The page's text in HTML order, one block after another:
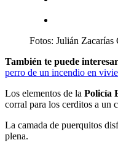
Fotos: Julián Zacarías
También te puede
perro de un incendio en
Los elementos de la Policía
corral para los cerditos a un
La camada de puerquitos
plena.